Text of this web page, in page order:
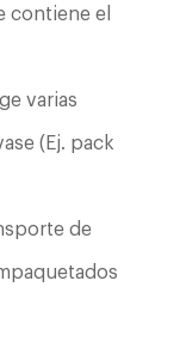
contiene el
varias
(Ej. pack
de